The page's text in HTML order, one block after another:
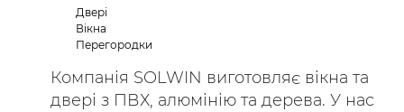
Двері
Вікна
Перегородки
Компанія SOLWIN виготовляє вікна та
двері з ПВХ, алюмінію та дерева. У нас